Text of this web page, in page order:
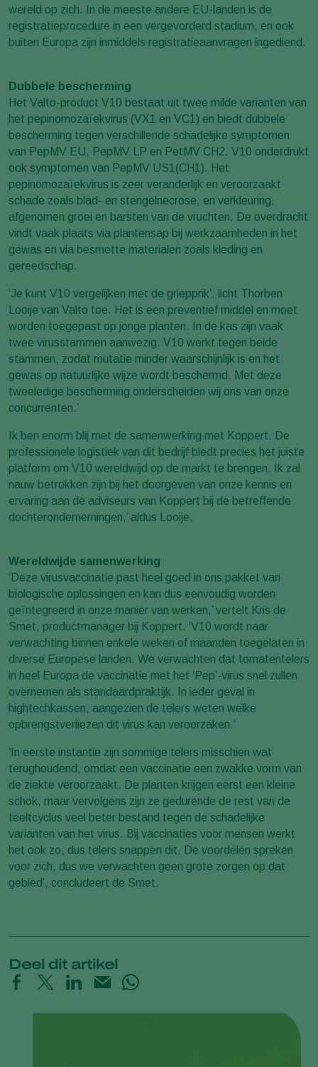
wereld op zich. In de meeste andere EU-landen is de
registratieprocedure in een vergevorderd stadium, en ook
buiten Europa zijn inmiddels registratieaanvragen ingediend.
Dubbele bescherming
Het Valto-product V10 bestaat uit twee milde varianten van
het pepinomozaïekvirus (VX1 en VC1) en biedt dubbele
bescherming tegen verschillende schadelijke symptomen
van PepMV EU, PepMV LP en PetMV CH2. V10 onderdrukt
ook symptomen van PepMV US1(CH1). Het
pepinomozaïekvirus is zeer veranderlijk en veroorzaakt
schade zoals blad- en stengelnecrose, en verkleuring,
afgenomen groei en barsten van de vruchten. De overdracht
vindt vaak plaats via plantensap bij werkzaamheden in het
gewas en via besmette materialen zoals kleding en
gereedschap.
‘Je kunt V10 vergelijken met de griepprik’, licht Thorben
Looije van Valto toe. Het is een preventief middel en moet
worden toegepast op jonge planten. In de kas zijn vaak
twee virusstammen aanwezig. V10 werkt tegen beide
stammen, zodat mutatie minder waarschijnlijk is en het
gewas op natuurlijke wijze wordt beschermd. Met deze
tweeledige bescherming onderscheiden wij ons van onze
concurrenten.’
Ik ben enorm blij met de samenwerking met Koppert. De
professionele logistiek van dit bedrijf biedt precies het juiste
platform om V10 wereldwijd op de markt te brengen. Ik zal
nauw betrokken zijn bij het doorgeven van onze kennis en
ervaring aan de adviseurs van Koppert bij de betreffende
dochterondernemingen,’ aldus Looije.
Wereldwijde samenwerking
‘Deze virusvaccinatie past heel goed in ons pakket van
biologische oplossingen en kan dus eenvoudig worden
geïntegreerd in onze manier van werken,’ vertelt Kris de
Smet, productmanager bij Koppert. ‘V10 wordt naar
verwachting binnen enkele weken of maanden toegelaten in
diverse Europese landen. We verwachten dat tomatentelers
in heel Europa de vaccinatie met het ‘Pep’-virus snel zullen
overnemen als standaardpraktijk. In ieder geval in
hightechkassen, aangezien de telers weten welke
opbrengstverliezen dit virus kan veroorzaken.’
‘In eerste instantie zijn sommige telers misschien wat
terughoudend, omdat een vaccinatie een zwakke vorm van
de ziekte veroorzaakt. De planten krijgen eerst een kleine
schok, maar vervolgens zijn ze gedurende de rest van de
teeltcyclus veel beter bestand tegen de schadelijke
varianten van het virus. Bij vaccinaties voor mensen werkt
het ook zo, dus telers snappen dit. De voordelen spreken
voor zich, dus we verwachten geen grote zorgen op dat
gebied’, concludeert de Smet.
Deel dit artikel